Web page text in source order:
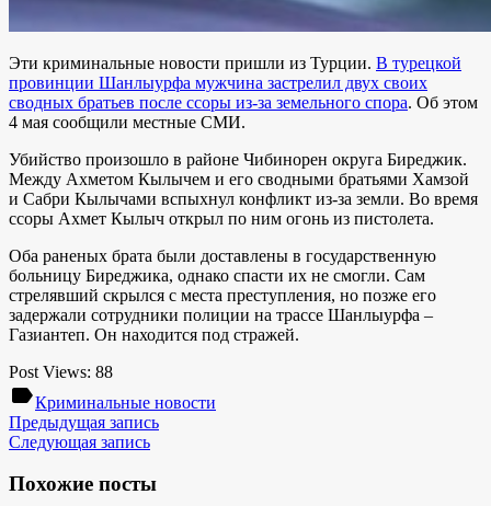
Эти криминальные новости пришли из Турции. В турецкой
провинции Шанлыурфа мужчина застрелил двух своих
сводных братьев после ссоры из-за земельного спора. Об этом
4 мая сообщили местные СМИ.
Убийство произошло в районе Чибинорен округа Биреджик.
Между Ахметом Кылычем и его сводными братьями Хамзой
и Сабри Кылычами вспыхнул конфликт из-за земли. Во время
ссоры Ахмет Кылыч открыл по ним огонь из пистолета.
Оба раненых брата были доставлены в государственную
больницу Биреджика, однако спасти их не смогли. Сам
стрелявший скрылся с места преступления, но позже его
задержали сотрудники полиции на трассе Шанлыурфа –
Газиантеп. Он находится под стражей.
Post Views: 88
labelКриминальные новости
Предыдущая запись
Следующая запись
Похожие посты